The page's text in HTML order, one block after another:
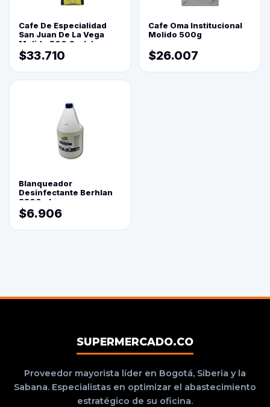
Cafe De Especialidad
San Juan De La Vega
Molido 500 Grs(=)
$33.710
Cafe Oma Institucional
Molido 500g
$26.007
Blanqueador
Desinfectante Berhlan
3800ml
$6.906
SUPERMERCADO.CO
Proveedor mayorista líder en Bogotá, Siberia y la
Sabana. Especialistas en optimizar el abastecimiento
estratégico de su oficina.